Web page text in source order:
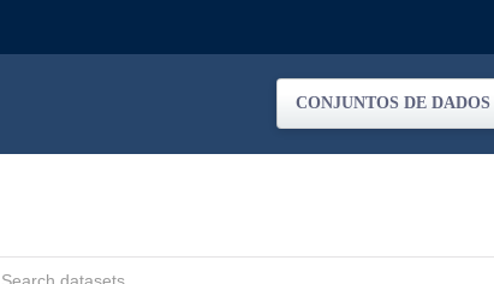
CONJUNTOS DE DADOS